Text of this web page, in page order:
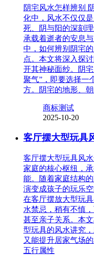
阴宅风水怎样辨别
化中，风水不仅仅
死、阴与阳的深刻
承载着逝者的安息
中，如何辨别阴宅
点。本文将深入探
开其神秘面纱。阴
聚气”，即要选择一
方。阴宅的地形、
商标测试
2025-10-20
客厅摆大型玩具
客厅摆大型玩具风
家庭的核心枢纽，
能。随着家庭结构
演变成孩子的玩乐
在客厅摆放大型玩
水禁忌，稍有不慎
甚至亲子关系。本
型玩具的风水讲究
又能提升居家气场
五行属性